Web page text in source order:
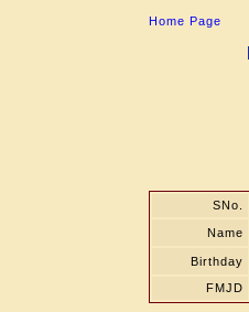
Home Page
SNo.
Name
Birthday
FMJD